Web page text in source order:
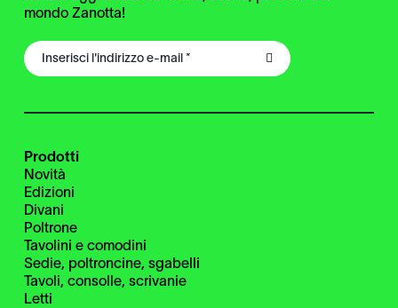
mondo Zanotta!
Prodotti
Novità
Edizioni
Divani
Poltrone
Tavolini e comodini
Sedie, poltroncine, sgabelli
Tavoli, consolle, scrivanie
Letti